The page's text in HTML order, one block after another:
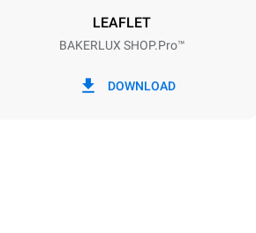
LEAFLET
BAKERLUX SHOP.Pro™
DOWNLOAD